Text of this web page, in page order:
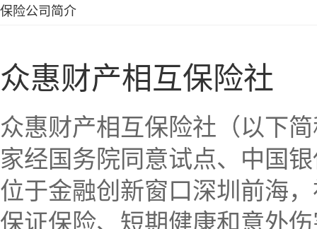
保险公司简介
众惠财产相互保险社
众惠财产相互保险社（以下
家经国务院同意试点、中国
位于金融创新窗口深圳前海
保证保险、短期健康和意外